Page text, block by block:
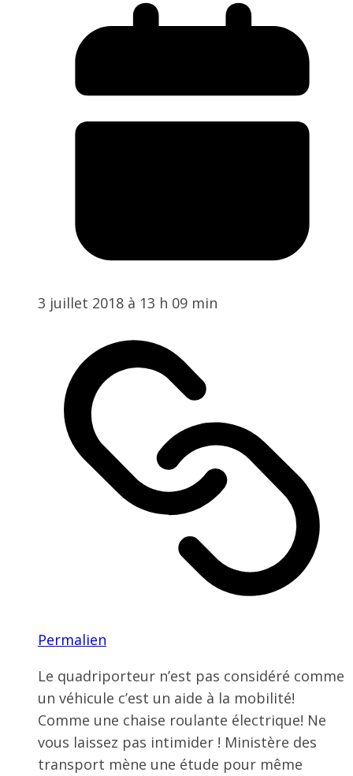
3 juillet 2018 à 13 h 09 min
Permalien
Le quadriporteur n’est pas considéré comme
un véhicule c’est un aide à la mobilité!
Comme une chaise roulante électrique! Ne
vous laissez pas intimider ! Ministère des
transport mène une étude pour même